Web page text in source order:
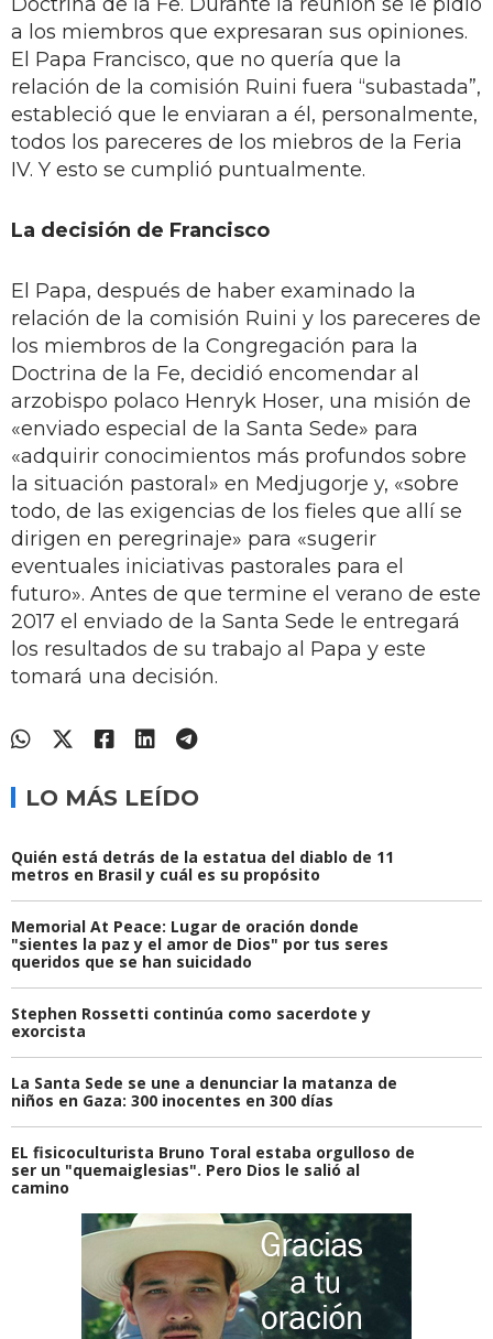
a los miembros que expresaran sus opiniones.
El Papa Francisco, que no quería que la
relación de la comisión Ruini fuera “subastada”,
estableció que le enviaran a él, personalmente,
todos los pareceres de los miebros de la Feria
IV. Y esto se cumplió puntualmente.
La decisión de Francisco
El Papa, después de haber examinado la
relación de la comisión Ruini y los pareceres de
los miembros de la Congregación para la
Doctrina de la Fe, decidió encomendar al
arzobispo polaco Henryk Hoser, una misión de
«enviado especial de la Santa Sede» para
«adquirir conocimientos más profundos sobre
la situación pastoral» en Medjugorje y, «sobre
todo, de las exigencias de los fieles que allí se
dirigen en peregrinaje» para «sugerir
eventuales iniciativas pastorales para el
futuro». Antes de que termine el verano de este
2017 el enviado de la Santa Sede le entregará
los resultados de su trabajo al Papa y este
tomará una decisión.
LO MÁS LEÍDO
Quién está detrás de la estatua del diablo de 11
metros en Brasil y cuál es su propósito
Memorial At Peace: Lugar de oración donde
"sientes la paz y el amor de Dios" por tus seres
queridos que se han suicidado
Stephen Rossetti continúa como sacerdote y
exorcista
La Santa Sede se une a denunciar la matanza de
niños en Gaza: 300 inocentes en 300 días
EL fisicoculturista Bruno Toral estaba orgulloso de
ser un "quemaiglesias". Pero Dios le salió al
camino